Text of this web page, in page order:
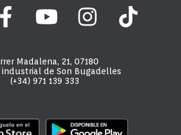
Madalena, 21, 07180
de Son Bugadelles
(+34) 971 139 333